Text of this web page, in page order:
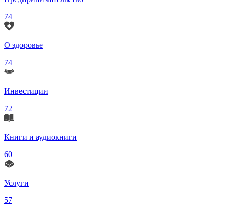
74
О здоровье
74
Инвестиции
72
Книги и аудиокниги
60
Услуги
57